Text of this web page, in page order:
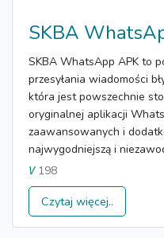
SKBA
SKBA WhatsApp APK to
przesyłania wiadomości
która jest powszechnie
oryginalnej aplikacji
zaawansowanych i
najwygodniejszą i
V198
Czytaj więcej..